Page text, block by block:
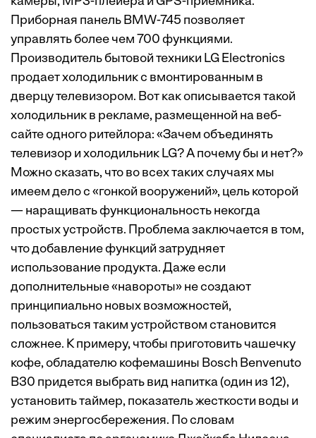
Приборная панель BMW-745 позволяет
управлять более чем 700 функциями.
Производитель бытовой техники LG Electronics
продает холодильник с вмонтированным в
дверцу телевизором. Вот как описывается такой
холодильник в рекламе, размещенной на веб-
сайте одного ритейлора: «Зачем объединять
телевизор и холодильник LG? А почему бы и нет?»
Можно сказать, что во всех таких случаях мы
имеем дело с «гонкой вооружений», цель которой
— наращивать функциональность некогда
простых устройств. Проблема заключается в том,
что добавление функций затрудняет
использование продукта. Даже если
дополнительные «навороты» не создают
принципиально новых возможностей,
пользоваться таким устройством становится
сложнее. К примеру, чтобы приготовить чашечку
кофе, обладателю кофемашины Bosch Benvenuto
B30 придется выбрать вид напитка (один из 12),
установить таймер, показатель жесткости воды и
режим энергосбережения. По словам